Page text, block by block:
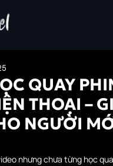
QUAY
THOẠI –
NGƯỜI
nhưng chưa từng học